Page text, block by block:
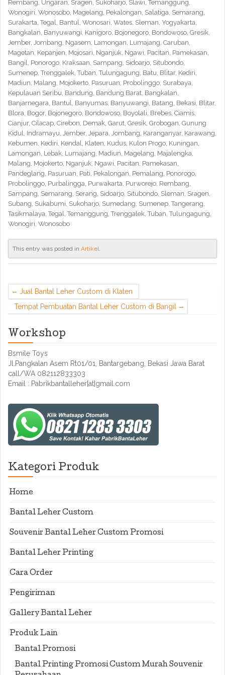
Rembang, Ungaran, Sragen, Sukoharjo, Slawi, Temanggung,
Wonogiri, Wonosobo, Magelang, Pekalongan, Salatiga, Semarang,
Surakarta, Tegal, Bantul, Wonosari, Wates, Sleman, Yogyakarta,
Bangkalan, Banyuwangi, Kanigoro, Bojonegoro, Bondowoso, Gresik,
Jember, Jombang, Ngasem, Lamongan, Lumajang, Caruban,
Magetan, Kepanjen, Mojosari, Nganjuk, Ngawi, Pacitan, Pamekasan,
Bangil, Ponorogo, Kraksaan, Sampang, Sidoarjo, Situbondo,
Sumenep, Trenggalek, Tuban, Tulungagung, Batu, Blitar, Kediri,
Madiun, Malang, Mojokerto, Pasuruan, Probolinggo, Surabaya,
Kepulauan Seribu, Bandung, Bandung Barat, Bangkalan,
Banjarnegara, Bantul, Banyumas, Banyuwangi, Batang, Bekasi, Blitar,
Blora, Bogor, Bojonegoro, Bondowoso, Boyolali, Brebes, Ciamis,
Cianjur, Cilacap, Cirebon, Demak, Garut, Gresik, Grobogan, Gunung
Kidul, Indramayu, Jember, Jepara, Jombang, Karanganyar, Karawang,
Kebumen, Kediri, Kendal, Klaten, Kudus, Kulon Progo, Kuningan,
Lamongan, Lebak, Lumajang, Madiun, Magelang, Majalengka,
Malang, Mojokerto, Nganjuk, Ngawi, Pacitan, Pamekasan,
Pandeglang, Pasuruan, Pati, Pekalongan, Pemalang, Ponorogo,
Probolinggo, Purbalingga, Purwakarta, Purworejo, Rembang,
Sampang, Semarang, Serang, Sidoarjo, Situbondo, Sleman, Sragen,
Subang, Sukabumi, Sukoharjo, Sumedang, Sumenep, Tangerang,
Tasikmalaya, Tegal, Temanggung, Trenggalek, Tuban, Tulungagung,
Wonogiri, Wonosobo
This entry was posted in Artikel.
Jual Bantal Leher Custom di Klaten
Tempat Pembuatan Bantal Leher Custom di Bangil
Workshop
Bsmile Toys
Jl.Pangkalan Asem Rt01/01, Bantargebang, Bekasi Jawa Barat
call/WA 082112833303
Email : Pabrikbantalleher[at]gmail.com
Kategori Produk
Home
Bantal Leher Custom
Souvenir Bantal Leher Custom Promosi
Bantal Leher Printing
Cara Order
Pengiriman
Gallery Bantal Leher
Produk Lain
Bantal Promosi
Bantal Printing Promosi Custom Murah Souvenir